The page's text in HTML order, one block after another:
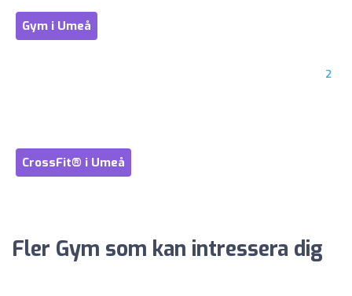
Gym i Umeå
2
CrossFit® i Umeå
Fler Gym som kan intressera dig